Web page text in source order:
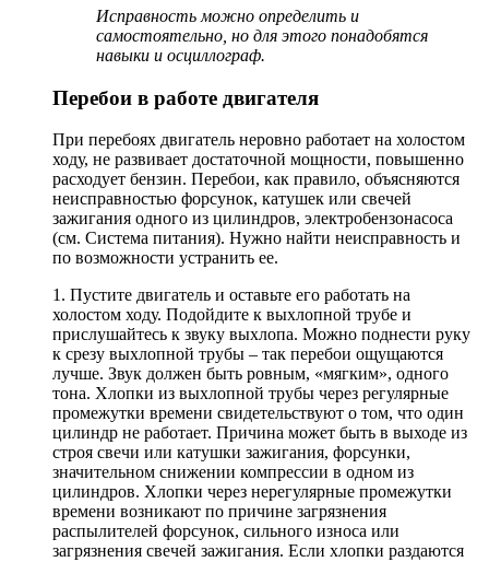
Исправность можно определить и
самостоятельно, но для этого понадобятся
навыки и осциллограф.
Перебои в работе двигателя
При перебоях двигатель неровно работает на холостом
ходу, не развивает достаточной мощности, повышенно
расходует бензин. Перебои, как правило, объясняются
неисправностью форсунок, катушек или свечей
зажигания одного из цилиндров, электробензонасоса
(см. Система питания). Нужно найти неисправность и
по возможности устранить ее.
1. Пустите двигатель и оставьте его работать на
холостом ходу. Подойдите к выхлопной трубе и
прислушайтесь к звуку выхлопа. Можно поднести руку
к срезу выхлопной трубы – так перебои ощущаются
лучше. Звук должен быть ровным, «мягким», одного
тона. Хлопки из выхлопной трубы через регулярные
промежутки времени свидетельствуют о том, что один
цилиндр не работает. Причина может быть в выходе из
строя свечи или катушки зажигания, форсунки,
значительном снижении компрессии в одном из
цилиндров. Хлопки через нерегулярные промежутки
времени возникают по причине загрязнения
распылителей форсунок, сильного износа или
загрязнения свечей зажигания. Если хлопки раздаются